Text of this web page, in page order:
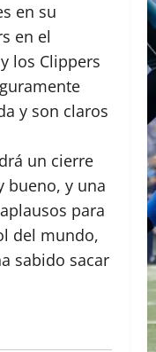
en su
en el
los Clippers
y son claros
un cierre
bueno, y una
para
del mundo,
sabido sacar